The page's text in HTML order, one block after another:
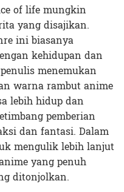
of life mungkin
yang disajikan.
ini biasanya
kehidupan dan
menemukan
warna rambut anime
lebih hidup dan
pemberian
dan fantasi. Dalam
mengulik lebih lanjut
yang penuh
ditonjolkan.